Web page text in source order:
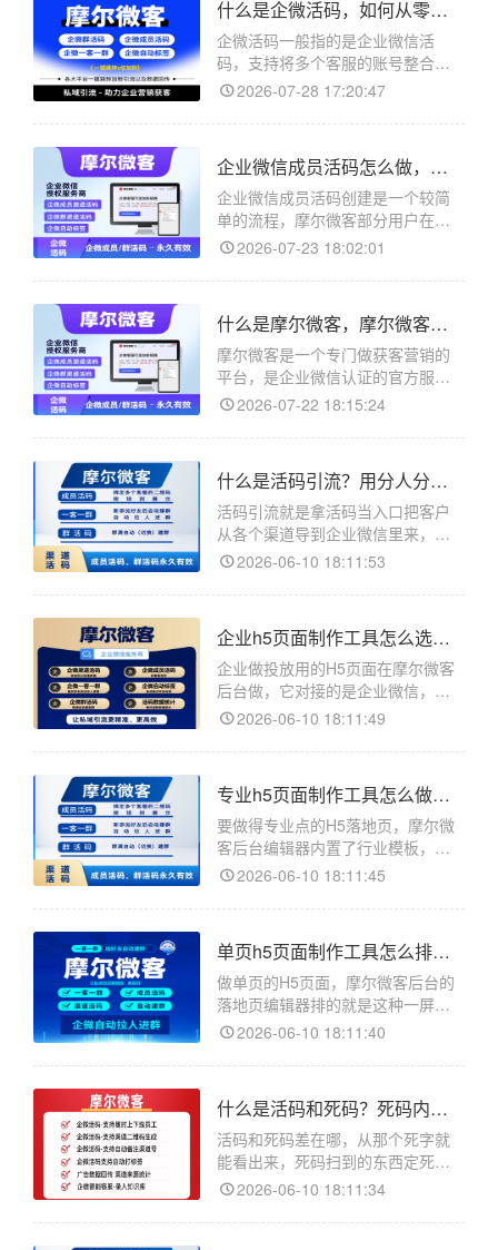
什么是企微活码，如何从零开始创建一个活码？
企微活码一般指的是企业微信活
码，支持将多个客服的账号整合在
一个二维码当中，客户扫描该二维
客服中的一个，创建企微活码一般
2026-07-28 17:20:47
企业微信成员活码怎么做，成员活码生成教程
企业微信成员活码创建是一个较简
单的流程，摩尔微客部分用户在创
建的时候根本无需教程，本文是根
来编辑的教程，熟悉活码的客户无
2026-07-23 18:02:01
什么是摩尔微客，摩尔微客提供哪些服务？
摩尔微客是一个专门做获客营销的
平台，是企业微信认证的官方服务
商，主要用于企业微信活码生成，
自动打标签，修改备注（昵称和添
送不同的欢迎语等等。
2026-07-22 18:15:24
什么是活码引流？用分人分渠道带统计把客户导进企业微信
活码引流就是拿活码当入口把客户
从各个渠道导到企业微信里来，靠
的是活码能分人、能换、能统计这
做。摩尔微客是企业微信的活码和
让看到广告或者物料的人扫码加上
微信。用普通固定码引流，量一大
全
2026-06-10 18:11:53
企业h5页面制作工具怎么选？跳转企微客户加的是企业号
企业做投放用的H5页面在摩尔微客
后台做，它对接的是企业微信，客
户从页面点按钮加的是企微员工不
的活码和客服管理工具，落地页在
和个人不一样的地方在于客户加到
哪。加个人微信号容易满五千，
2026-06-10 18:11:49
专业h5页面制作工具怎么做？套行业模板改比空白页更稳
要做得专业点的H5落地页，摩尔微
客后台编辑器内置了行业模板，套
模板改比从空白页拖快不少。摩尔
工具，落地页搭建在客服链接的详
画布开始做，往往做出来的页面元
素乱、留白怪、按钮位置别扭，
2026-06-10 18:11:45
单页h5页面制作工具怎么排？一屏往下滑的单页适合投放
做单页的H5页面，摩尔微客后台的
落地页编辑器排的就是这种一屏往
下滑的单页，正适合投放引流。摩
理工具，落地页在客服链接详情页
回跳，客户进来就是一个长页面从
上往下看完。投广告的落地页基
2026-06-10 18:11:40
什么是活码和死码？死码内容钉死活码后台随时改的区别
活码和死码差在哪，从那个死字就
能看出来，死码扫到的东西定死了
改不了，活码后面挂的内容随时能
台，它是企业微信的活码和客服管
2026-06-10 18:11:34